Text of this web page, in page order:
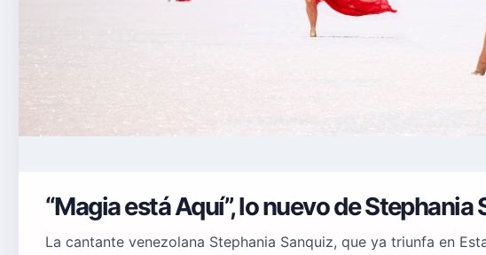
“Magia está Aquí”, lo nuevo de Stephania
La cantante venezolana Stephania Sanquiz, que ya triunfa en